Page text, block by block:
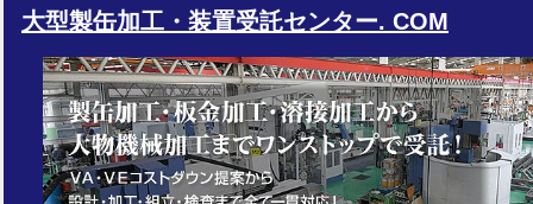
大型製⽸加⼯・装置受託センター. COM